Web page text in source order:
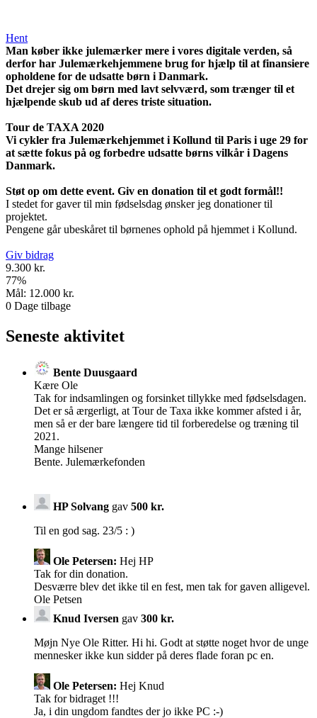
Hent
Man køber ikke julemærker mere i vores digitale verden, så
derfor har Julemærkehjemmene brug for hjælp til at finansiere
opholdene for de udsatte børn i Danmark.
Det drejer sig om børn med lavt selvværd, som trænger til et
hjælpende skub ud af deres triste situation.
Tour de TAXA 2020
Vi cykler fra Julemærkehjemmet i Kollund til Paris i uge 29 for
at sætte fokus på og forbedre udsatte børns vilkår i Dagens
Danmark.
Støt op om dette event. Giv en donation til et godt formål!!
I stedet for gaver til min fødselsdag ønsker jeg donationer til
projektet.
Pengene går ubeskåret til børnenes ophold på hjemmet i Kollund.
Giv bidrag
9.300 kr.
77%
Mål: 12.000 kr.
0 Dage tilbage
Seneste aktivitet
Bente Duusgaard
Kære Ole
Tak for indsamlingen og forsinket tillykke med fødselsdagen.
Det er så ærgerligt, at Tour de Taxa ikke kommer afsted i år,
men så er der bare længere tid til forberedelse og træning til
2021.
Mange hilsener
Bente. Julemærkefonden
HP Solvang gav 500 kr.
Til en god sag. 23/5 : )
Ole Petersen: Hej HP
Tak for din donation.
Desværre blev det ikke til en fest, men tak for gaven alligevel.
Ole Petsen
Knud Iversen gav 300 kr.
Møjn Nye Ole Ritter. Hi hi. Godt at støtte noget hvor de unge
mennesker ikke kun sidder på deres flade foran pc en.
Ole Petersen: Hej Knud
Tak for bidraget !!!
Ja, i din ungdom fandtes der jo ikke PC :-)